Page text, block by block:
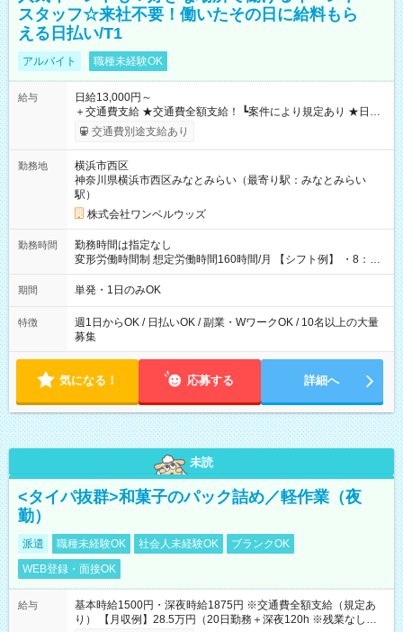
スタッフ☆来社不要！働いたその日に給料もら
える日払い/T1
アルバイト 職種未経験OK
給与
日給13,000円～
＋交通費支給 ★交通費全額支給！ ┗案件により規定あり ★日払
いOK！（規定あり） ┗働いたその日に現金GET♪ お仕事後はコ
ンビニATMから 日払い分を引き落とせます！ 【試用期間】試
交通費別途支給あり
勤務地
横浜市西区
神奈川県横浜市西区みなとみらい（最寄り駅：みなとみらい
駅）
株式会社ワンベルウッズ
勤務時間
勤務時間は指定なし
変形労働時間制 想定労働時間160時間/月 【シフト例】 ・8：00
～21：00
期間 単発・1日のみOK
特徴
週1日からOK / 日払いOK / 副業・WワークOK / 10名以上の大量
募集
気になる！ 応募する 詳細へ
未読
<タイパ抜群>和菓子のパック詰め／軽作業（夜
勤）
派遣 職種未経験OK 社会人未経験OK
ブランクOK
WEB登録・面接OK
給与
基本時給1500円・深夜時給1875円 ※交通費全額支給（規定あ
り） 【月収例】28.5万円（20日勤務＋深夜120h ※残業なしの場